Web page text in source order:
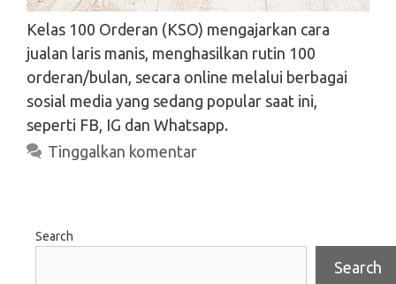
Kelas 100 Orderan (KSO) mengajarkan cara
jualan laris manis, menghasilkan rutin 100
orderan/bulan, secara online melalui berbagai
sosial media yang sedang popular saat ini,
seperti FB, IG dan Whatsapp.
Tinggalkan komentar
Search
Search